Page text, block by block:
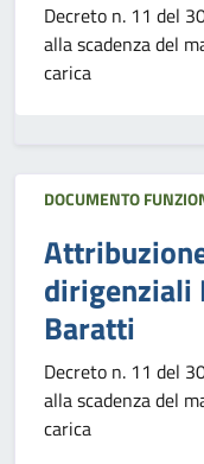
Decreto n. 11 del
alla scadenza del
carica
DOCUMENTO
dirigenziali
Baratti
Decreto n. 11 del
alla scadenza del
carica